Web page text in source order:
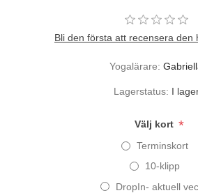
Bli den första att recensera den
Yogalärare:
Lagerstatus: I
Välj kort *
Terminskort
10-klipp
DropIn- aktuell